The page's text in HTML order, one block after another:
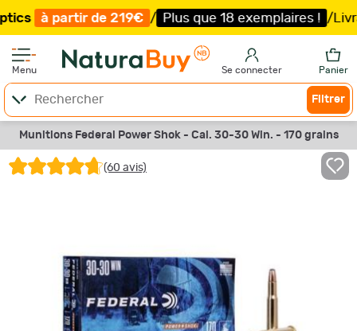
de 219€ / Plus que 18 exemplaires ! /Livraison
Menu Se connecter Panier
Filtrer
Munitions Federal Power Shok - Cal. 30-30 Win. - 170 grains
(60 avis)